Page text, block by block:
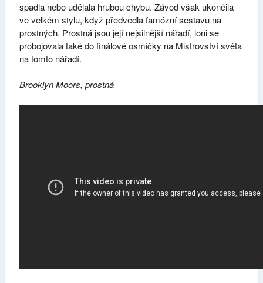
spadla nebo udělala hrubou chybu. Závod však ukončila
ve velkém stylu, když předvedla famózní sestavu na
prostných. Prostná jsou její nejsilnější nářadí, loni se
probojovala také do finálové osmičky na Mistrovství světa
na tomto nářadí.
Brooklyn Moors, prostná